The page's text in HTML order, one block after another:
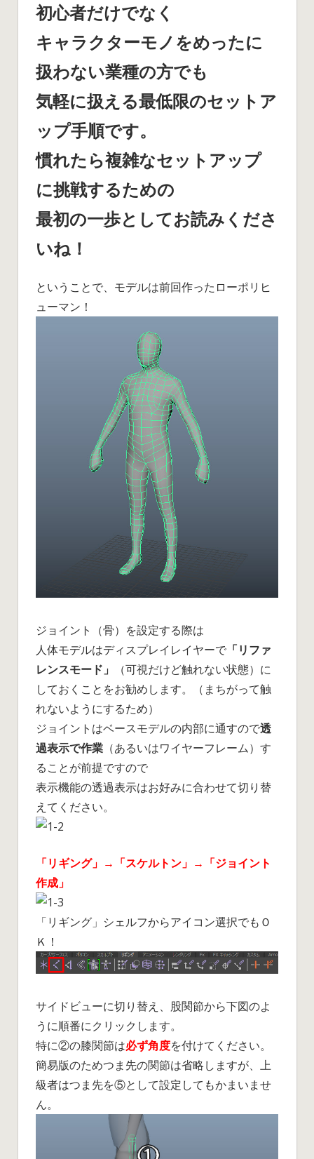
初心者だけでなく
キャラクターモノをめったに
扱わない業種の方でも
気軽に扱える最低限のセットア
ップ手順です。
慣れたら複雑なセットアップ
に挑戦するための
最初の一歩としてお読みくださ
いね！
ということで、モデルは前回作ったローポリヒ
ューマン！
ジョイント（骨）を設定する際は
人体モデルはディスプレイレイヤーで 「リファ
レンスモード」
（可視だけど触れない状態）に
しておくことをお勧めします。（まちがって触
れないようにするため）
ジョイントはベースモデルの内部に通すので透
過表示で作業 （あるいはワイヤーフレーム）す
ることが前提ですので
表示機能の透過表示はお好みに合わせて切り替
えてください。
「リギング」→「スケルトン」→「ジョイント
作成」
「リギング」シェルフからアイコン選択でもＯ
Ｋ！
サイドビューに切り替え、股関節から下図のよ
うに順番にクリックします。
特に②の膝関節は必ず角度を付けてください。
簡易版のためつま先の関節は省略しますが、上
級者はつま先を⑤として設定してもかまいませ
ん。